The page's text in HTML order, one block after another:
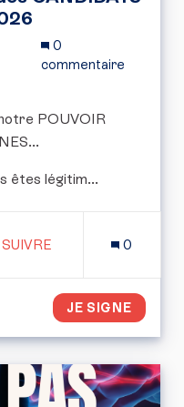
0
commentaire
POUVOIR
êtes légitim...
5 ABONNÉS
SUIVRE
0
JE SIGNE